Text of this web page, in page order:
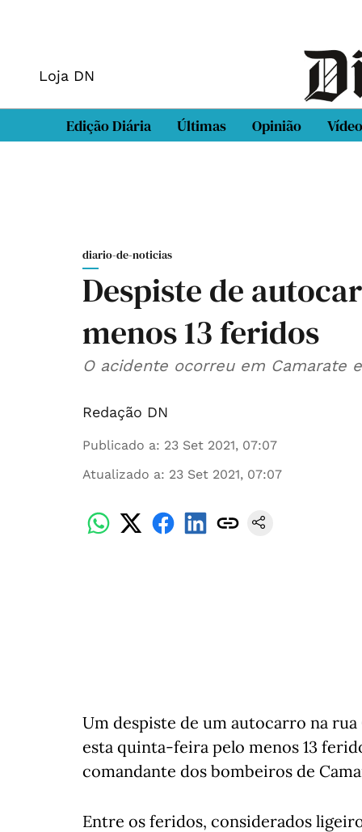
Loja DN
Edição Diária Últimas Opinião
diario-de-noticias
Despiste de
menos 13 feridos
O acidente ocorreu em Camarate
Redação DN
Publicado a: 23 Set 2021, 07:07
Atualizado a: 23 Set 2021, 07:07
Um despiste de um autocarro na
esta quinta-feira pelo menos 13
comandante dos bombeiros de
Entre os feridos, considerados